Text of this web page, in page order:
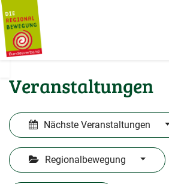
MITGLIED WERDEN
Veranstaltungen
Nächste Veranstaltungen
Regionalbewegung